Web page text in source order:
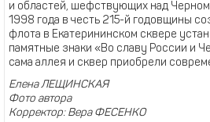
и областей, шефствующих над
1998 года в честь 215-й годовщины
флота в Екатерининском сквере
памятные знаки «Во славу России и
сама аллея и сквер приобрели
Елена ЛЕЩИНСКАЯ
Фото автора
Корректор: Вера ФЕСЕНКО